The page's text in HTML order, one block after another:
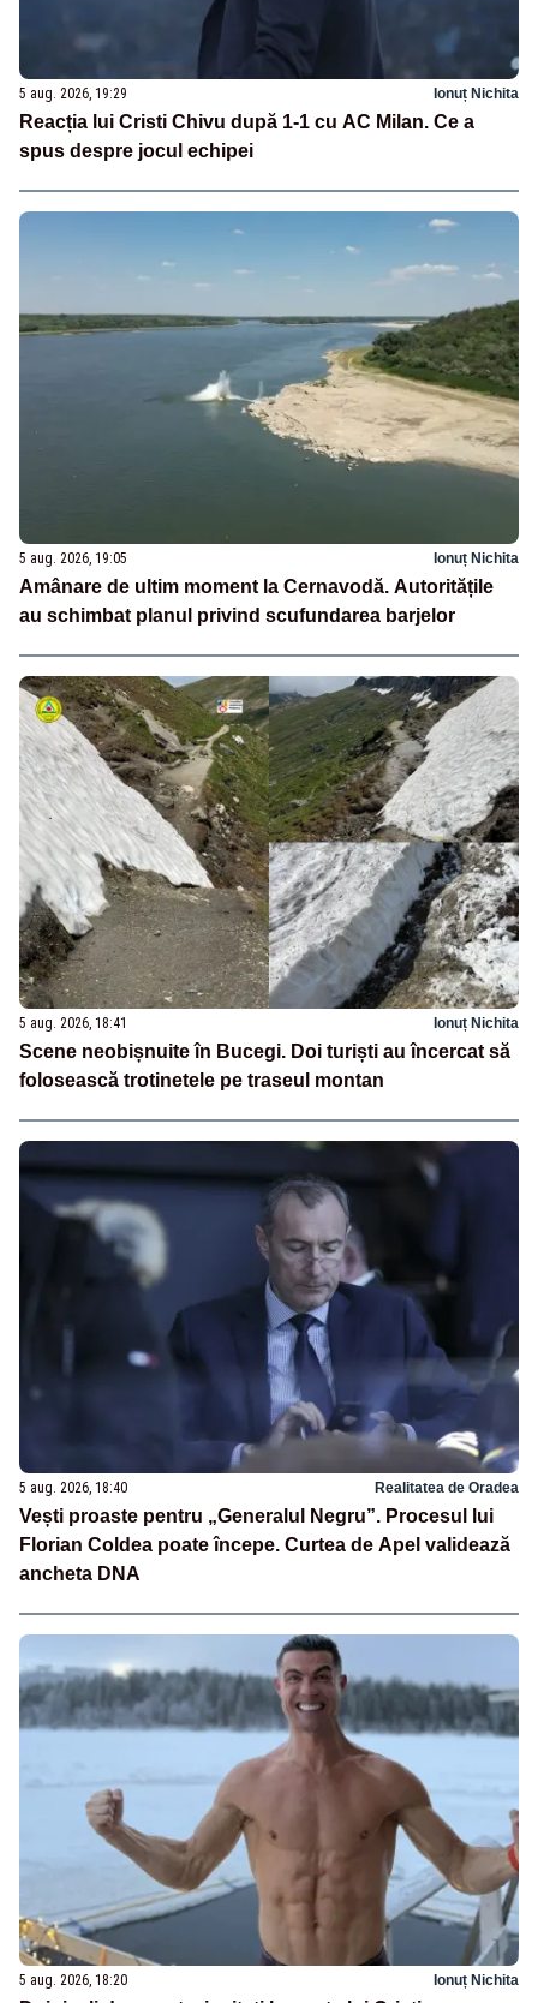
5 aug. 2026, 19:29 Ionuț Nichita
Reacția lui Cristi Chivu după 1-1 cu AC Milan. Ce a
spus despre jocul echipei
5 aug. 2026, 19:05 Ionuț Nichita
Amânare de ultim moment la Cernavodă. Autoritățile
au schimbat planul privind scufundarea barjelor
5 aug. 2026, 18:41 Ionuț Nichita
Scene neobișnuite în Bucegi. Doi turiști au încercat să
folosească trotinetele pe traseul montan
5 aug. 2026, 18:40 Realitatea de Oradea
Vești proaste pentru „Generalul Negru”. Procesul lui
Florian Coldea poate începe. Curtea de Apel validează
ancheta DNA
5 aug. 2026, 18:20 Ionuț Nichita